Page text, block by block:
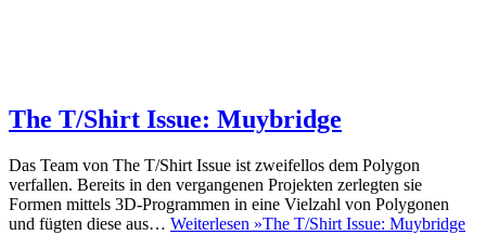
The T/Shirt Issue: Muybridge
Das Team von The T/Shirt Issue ist zweifellos dem Polygon
verfallen. Bereits in den vergangenen Projekten zerlegten sie
Formen mittels 3D-Programmen in eine Vielzahl von Polygonen
und fügten diese aus… Weiterlesen »The T/Shirt Issue: Muybridge